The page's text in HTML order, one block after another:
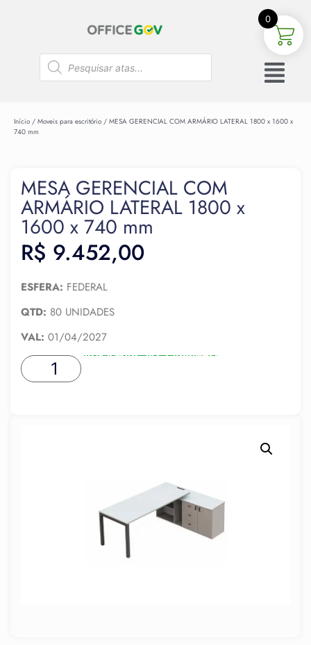
Início / Moveis para escritório / MESA GERENCIAL COM ARMÁRIO LATERAL 1800 x 1600 x
740 mm
MESA GERENCIAL COM
ARMÁRIO LATERAL 1800 x
1600 x 740 mm
R$ 9.452,00
ESFERA: FEDERAL
QTD: 80 UNIDADES
VAL: 01/04/2027
ADICIONAR AO CARRINHO
0